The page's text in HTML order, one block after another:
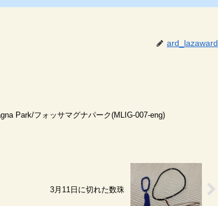
ard_lazaward
Park/フォッサマグナパーク(MLIG-007-eng)
3月11日に切れた数珠